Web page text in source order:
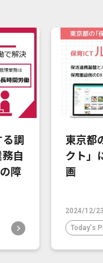
る調
自
障
東京都
クト」
画
2024/12/23
Today's